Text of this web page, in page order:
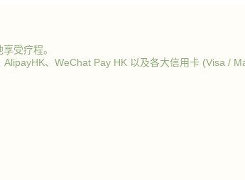
受疗程。
、WeChat Pay HK 以及各大信用卡 (Visa /